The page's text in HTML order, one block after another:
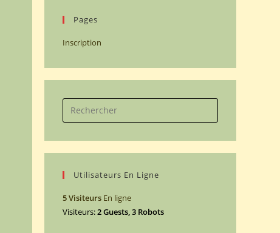
Pages
Inscription
Utilisateurs En Ligne
5 Visiteurs En ligne
Visiteurs:2 Guests, 3 Robots